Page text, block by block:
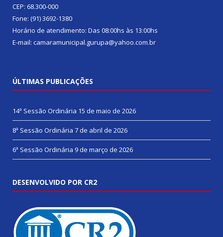
CEP: 68.300-000
Fone: (91) 3692-1380
Horário de atendimento: Das 08:00hs às 13:00hs
E-mail: camaramunicipal.gurupa@yahoo.com.br
ÚLTIMAS PUBLICAÇÕES
14ª Sessão Ordinária 15 de maio de 2026
8ª Sessão Ordinária 7 de abril de 2026
6ª Sessão Ordinária 9 de março de 2026
DESENVOLVIDO POR CR2